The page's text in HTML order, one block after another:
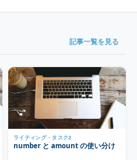
記事一覧を見る
ライティング・タスク2
number と amount の使い分け